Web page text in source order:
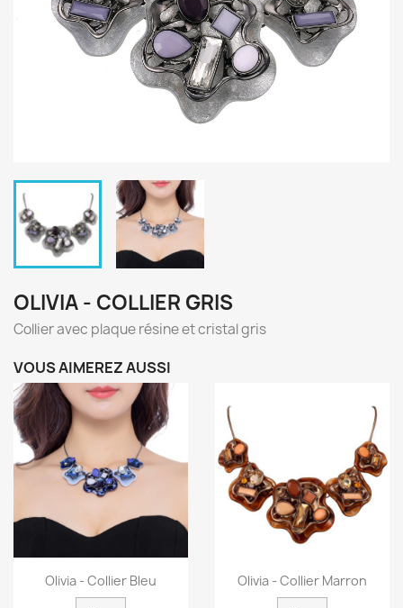
OLIVIA - COLLIER GRIS
Collier avec plaque résine et cristal gris
VOUS AIMEREZ AUSSI
Olivia - Collier Bleu Olivia - Collier Marron